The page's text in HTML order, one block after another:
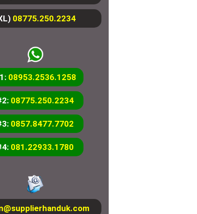
08775.250.2234
08953.2536.1258
08775.250.2234
0857.8477.7702
081.22933.1780